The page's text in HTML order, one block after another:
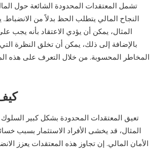
تشمل المعتقدات المحدودة الشائعة حول
النجاح المالي يتطلب الحظ بدلاً من
المثال، يمكن أن يؤدي الاعتقاد بأنه يجب
بالإضافة إلى ذلك، يمكن أن تخلق النظرة
المخاطر المحسوبة. من خلال التعرف على هذه
تعيق المعتقدات المحدودة بشكل كبير
المثال، قد يخشى الأفراد الاستثمار بسبب
الأمان المالي. إن تجاوز هذه المعتقدات يعزز